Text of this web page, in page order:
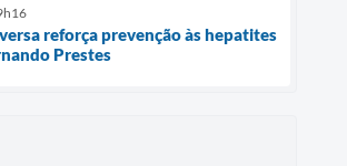
reforça prevenção às hepatites
Prestes